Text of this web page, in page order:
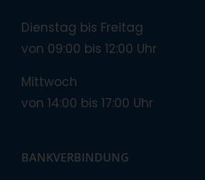
Dienstag bis Freitag
von 09:00 bis 12:00 Uhr
Mittwoch
von 14:00 bis 17:00 Uhr
BANKVERBINDUNG